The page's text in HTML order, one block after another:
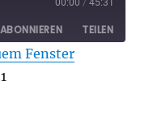
00:00 / 45:31
ABONNIEREN TEILEN
Fenster